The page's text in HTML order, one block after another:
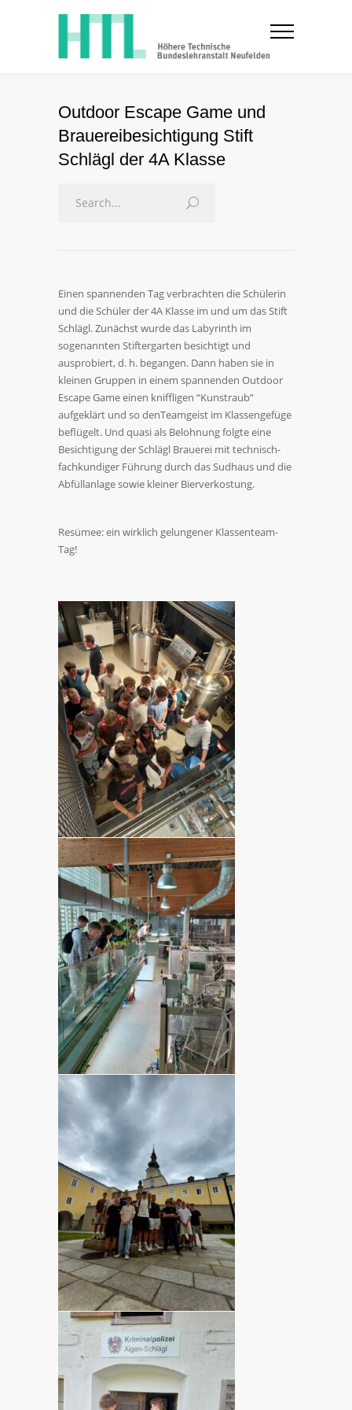
Outdoor Escape Game und
Brauereibesichtigung Stift
Schlägl der 4A Klasse
Einen spannenden Tag verbrachten die Schülerin
und die Schüler der 4A Klasse im und um das Stift
Schlägl. Zunächst wurde das Labyrinth im
sogenannten Stiftergarten besichtigt und
ausprobiert, d. h. begangen. Dann haben sie in
kleinen Gruppen in einem spannenden Outdoor
Escape Game einen kniffligen “Kunstraub”
aufgeklärt und so denTeamgeist im Klassengefüge
beflügelt. Und quasi als Belohnung folgte eine
Besichtigung der Schlägl Brauerei mit technisch-
fachkundiger Führung durch das Sudhaus und die
Abfüllanlage sowie kleiner Bierverkostung.
Resümee: ein wirklich gelungener Klassenteam-
Tag!